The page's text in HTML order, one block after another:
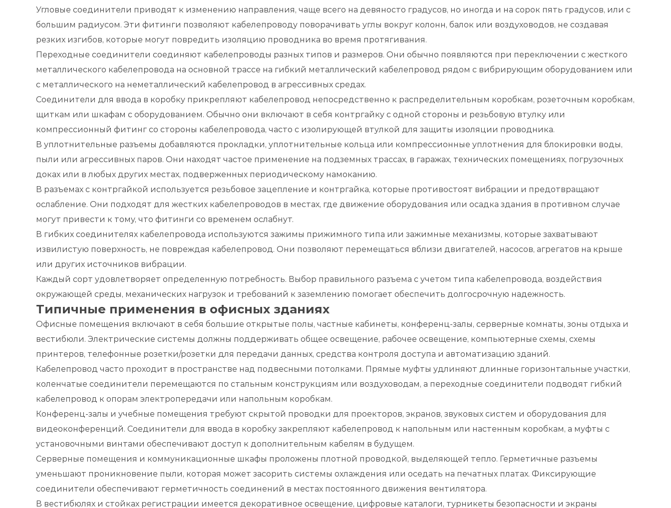
Угловые соединители приводят к изменению направления, чаще всего на девяносто градусов, но иногда и на сорок пять градусов, или с
большим радиусом. Эти фитинги позволяют кабелепроводу поворачивать углы вокруг колонн, балок или воздуховодов, не создавая
резких изгибов, которые могут повредить изоляцию проводника во время протягивания.
Переходные соединители соединяют кабелепроводы разных типов и размеров. Они обычно появляются при переключении с жесткого
металлического кабелепровода на основной трассе на гибкий металлический кабелепровод рядом с вибрирующим оборудованием или
с металлического на неметаллический кабелепровод в агрессивных средах.
Соединители для ввода в коробку прикрепляют кабелепровод непосредственно к распределительным коробкам, розеточным коробкам,
щиткам или шкафам с оборудованием. Обычно они включают в себя контргайку с одной стороны и резьбовую втулку или
компрессионный фитинг со стороны кабелепровода, часто с изолирующей втулкой для защиты изоляции проводника.
В уплотнительные разъемы добавляются прокладки, уплотнительные кольца или компрессионные уплотнения для блокировки воды,
пыли или агрессивных паров. Они находят частое применение на подземных трассах, в гаражах, технических помещениях, погрузочных
доках или в любых других местах, подверженных периодическому намоканию.
В разъемах с контргайкой используется резьбовое зацепление и контргайка, которые противостоят вибрации и предотвращают
ослабление. Они подходят для жестких кабелепроводов в местах, где движение оборудования или осадка здания в противном случае
могут привести к тому, что фитинги со временем ослабнут.
В гибких соединителях кабелепровода используются зажимы прижимного типа или зажимные механизмы, которые захватывают
извилистую поверхность, не повреждая кабелепровод. Они позволяют перемещаться вблизи двигателей, насосов, агрегатов на крыше
или других источников вибрации.
Каждый сорт удовлетворяет определенную потребность. Выбор правильного разъема с учетом типа кабелепровода, воздействия
окружающей среды, механических нагрузок и требований к заземлению помогает обеспечить долгосрочную надежность.
Типичные применения в офисных зданиях
Офисные помещения включают в себя большие открытые полы, частные кабинеты, конференц-залы, серверные комнаты, зоны отдыха и
вестибюли. Электрические системы должны поддерживать общее освещение, рабочее освещение, компьютерные схемы, схемы
принтеров, телефонные розетки/розетки для передачи данных, средства контроля доступа и автоматизацию зданий.
Кабелепровод часто проходит в пространстве над подвесными потолками. Прямые муфты удлиняют длинные горизонтальные участки,
коленчатые соединители перемещаются по стальным конструкциям или воздуховодам, а переходные соединители подводят гибкий
кабелепровод к опорам электропередачи или напольным коробкам.
Конференц-залы и учебные помещения требуют скрытой проводки для проекторов, экранов, звуковых систем и оборудования для
видеоконференций. Соединители для ввода в коробку закрепляют кабелепровод к напольным или настенным коробкам, а муфты с
установочными винтами обеспечивают доступ к дополнительным кабелям в будущем.
Серверные помещения и коммуникационные шкафы проложены плотной проводкой, выделяющей тепло. Герметичные разъемы
уменьшают проникновение пыли, которая может засорить системы охлаждения или оседать на печатных платах. Фиксирующие
соединители обеспечивают герметичность соединений в местах постоянного движения вентилятора.
В вестибюлях и стойках регистрации имеется декоративное освещение, цифровые каталоги, турникеты безопасности и экраны